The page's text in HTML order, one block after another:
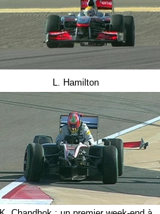
L. Hamilton